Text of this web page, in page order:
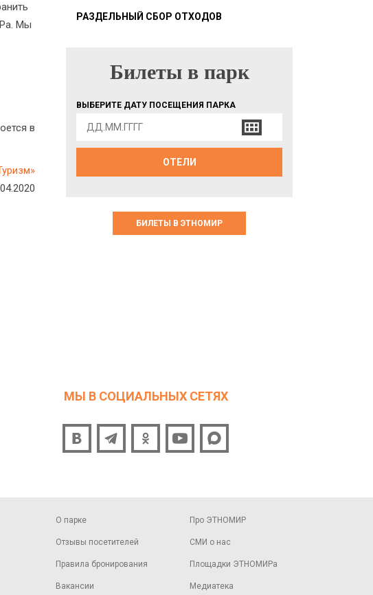
Мы
в
РАЗДЕЛЬНЫЙ СБОР ОТХОДОВ
БИЛЕТЫ В ПАРК
Билеты в парк
ВЫБЕРИТЕ ДАТУ ПОСЕЩЕНИЯ ПАРКА
ОТЕЛИ
БИЛЕТЫ В ЭТНОМИР
МЫ В СОЦИАЛЬНЫХ СЕТЯХ
О парке
Отзывы посетителей
Правила бронирования
Вакансии
Про ЭТНОМИР
СМИ о нас
Площадки ЭТНОМИРа
Медиатека